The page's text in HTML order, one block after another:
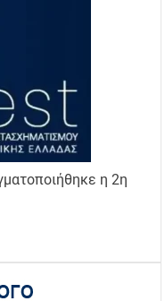
η 2η